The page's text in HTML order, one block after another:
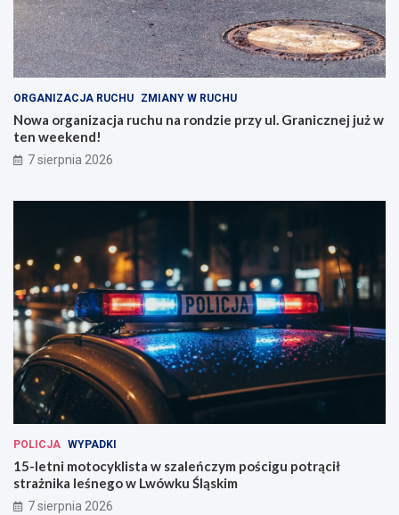
w
e
W
r
o
c
a
w
i
G
r
a
n
i
c
n
e
j
e
w
e
e
k
e
n
ORGANIZACJA RUCHU ZMIANY W RUCHU
Nowa organizacja ruchu na rondzie przy ul. Granicznej już w
ten weekend!
7 sierpnia 2026
POLICJA WYPADKI
15-letni motocyklista w szaleńczym pościgu potrącił
strażnika leśnego w Lwówku Śląskim
7 sierpnia 2026